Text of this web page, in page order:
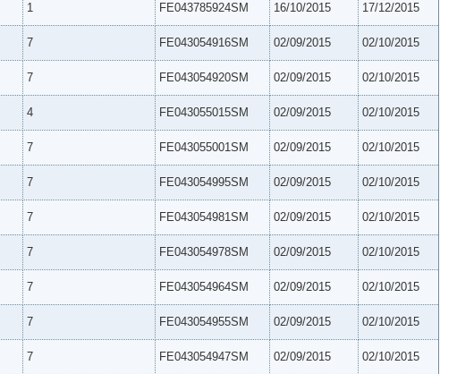
1 FE043785924SM 16/10/2015 17/12/2015
7 FE043054916SM 02/09/2015 02/10/2015
7 FE043054920SM 02/09/2015 02/10/2015
4 FE043055015SM 02/09/2015 02/10/2015
7 FE043055001SM 02/09/2015 02/10/2015
7 FE043054995SM 02/09/2015 02/10/2015
7 FE043054981SM 02/09/2015 02/10/2015
7 FE043054978SM 02/09/2015 02/10/2015
7 FE043054964SM 02/09/2015 02/10/2015
7 FE043054955SM 02/09/2015 02/10/2015
7 FE043054947SM 02/09/2015 02/10/2015